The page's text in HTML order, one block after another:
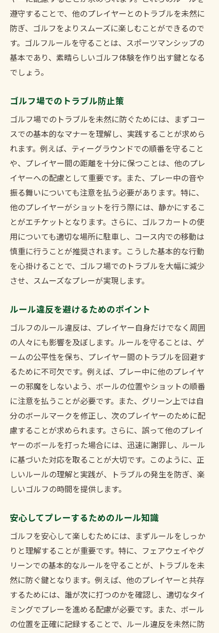
遵守することで、他のプレイヤーとのトラブルを未然に
防ぎ、ゴルフをよりスムーズに楽しむことができるので
す。ゴルフルールを守ることは、スポーツマンシップの
基本であり、素晴らしいゴルフ体験を作り出す鍵となる
でしょう。
ゴルフ場でのトラブル防止策
ゴルフ場でのトラブルを未然に防ぐためには、まずコー
スでの基本的なマナーを理解し、実践することが求めら
れます。例えば、ティーグラウンドでの順番を守ること
や、プレイヤー間の距離を十分に保つことは、他のプレ
イヤーへの配慮として重要です。また、プレー中の音や
振る舞いについても注意を払う必要があります。特に、
他のプレイヤーがショットを行う際には、静かにするこ
とがエチケットとなります。さらに、ゴルフカートの使
用についても適切な場所に駐車し、コース内での移動は
慎重に行うことが推奨されます。こうした基本的な行動
を心掛けることで、ゴルフ場でのトラブルを大幅に減少
させ、スムーズなプレーが実現します。
ルール違反を避けるためのポイント
ゴルフのルール違反は、プレイヤー自身だけでなく周囲
の人々にも影響を及ぼします。ルールを守ることは、ゲ
ームの公平性を保ち、プレイヤー間のトラブルを回避す
るために不可欠です。例えば、プレー中に他のプレイヤ
ーの邪魔をしないよう、ボールの位置やショットの順番
に注意を払うことが必要です。また、グリーン上では自
分のボールマークを修正し、次のプレイヤーのために配
慮することが求められます。さらに、誤って他のプレイ
ヤーのボールを打った場合には、迅速に謝罪し、ルール
に基づいた対応を取ることが大切です。このように、正
しいルールの理解と実践が、トラブルの発生を防ぎ、楽
しいゴルフの時間を提供します。
安心してプレーするためのルール知識
ゴルフを安心して楽しむためには、まずルールをしっか
りと理解することが重要です。特に、フェアウェイやグ
リーンでの基本的なルールを守ることが、トラブルを未
然に防ぐ鍵となります。例えば、他のプレイヤーと共存
するためには、誰が次に打つのかを確認し、適切なタイ
ミングでプレーを進める配慮が必要です。また、ボール
の位置を正確に記録することで、ルール違反を未然に防